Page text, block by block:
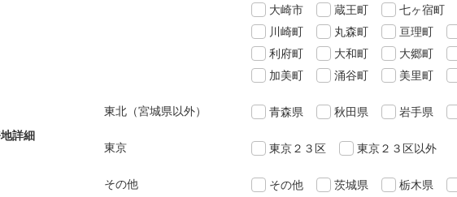
詳細
大崎市
蔵王町 七ヶ宿町
川崎町
丸森町 亘理町
利府町
大和町 大郷町
加美町
涌谷町 美里町
東北（宮城県以外） 青森県 秋田県 岩手県
東京 東京２３区 東京２３区以外
その他 その他 茨城県 栃木県